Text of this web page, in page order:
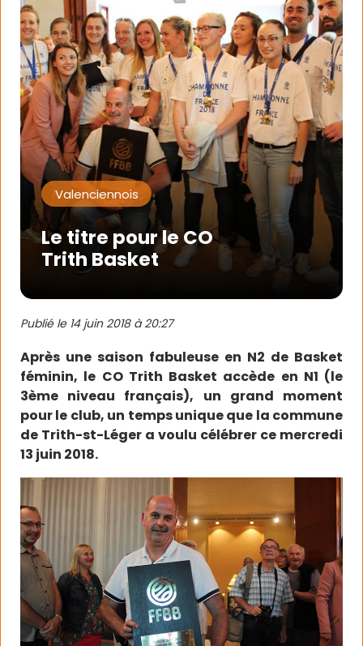
Valenciennois
Le titre pour le CO
Trith Basket
Publié le 14 juin 2018 à 20:27
Après une saison fabuleuse en N2 de Basket
féminin, le CO Trith Basket accède en N1 (le
3ème niveau français), un grand moment
pour le club, un temps unique que la commune
de Trith-st-Léger a voulu célébrer ce mercredi
13 juin 2018.